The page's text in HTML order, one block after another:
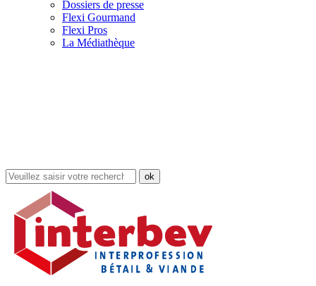
Dossiers de presse
Flexi Gourmand
Flexi Pros
La Médiathèque
Rechercher
dans
site